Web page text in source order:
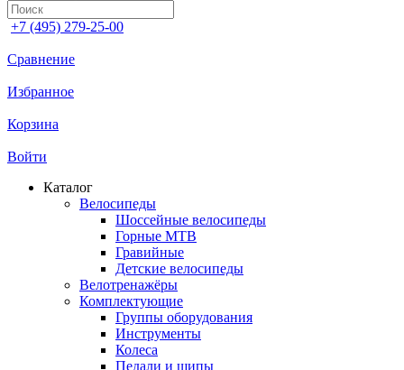
+7 (495) 279-25-00
Сравнение
Избранное
Корзина
Войти
Каталог
Велосипеды
Шоссейные велосипеды
Горные МTB
Гравийные
Детские велосипеды
Велотренажёры
Комплектующие
Группы оборудования
Инструменты
Колеса
Педали и шипы